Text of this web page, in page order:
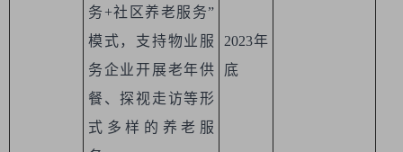
务+社区养老服务”
模式，支持物业服
务企业开展老年供
餐、探视走访等形
式多样的养老服
2023年
底